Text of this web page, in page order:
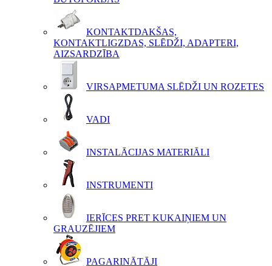
KONTAKTDAKŠAS,
KONTAKTLIGZDAS, SLĒDŽI, ADAPTERI,
AIZSARDZĪBA
VIRSAPMETUMA SLĒDŽI UN ROZETES
VADI
INSTALĀCIJAS MATERIĀLI
INSTRUMENTI
IERĪCES PRET KUKAIŅIEM UN
GRAUZĒJIEM
PAGARINĀTĀJI